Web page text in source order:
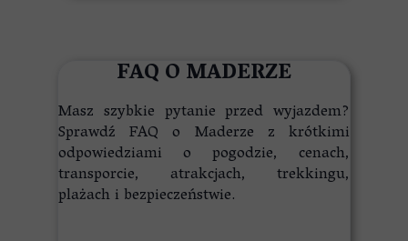
FAQ O MADERZE
Masz szybkie pytanie przed wyjazdem?
Sprawdź FAQ o Maderze z krótkimi
odpowiedziami o pogodzie, cenach,
transporcie, atrakcjach, trekkingu,
plażach i bezpieczeństwie.